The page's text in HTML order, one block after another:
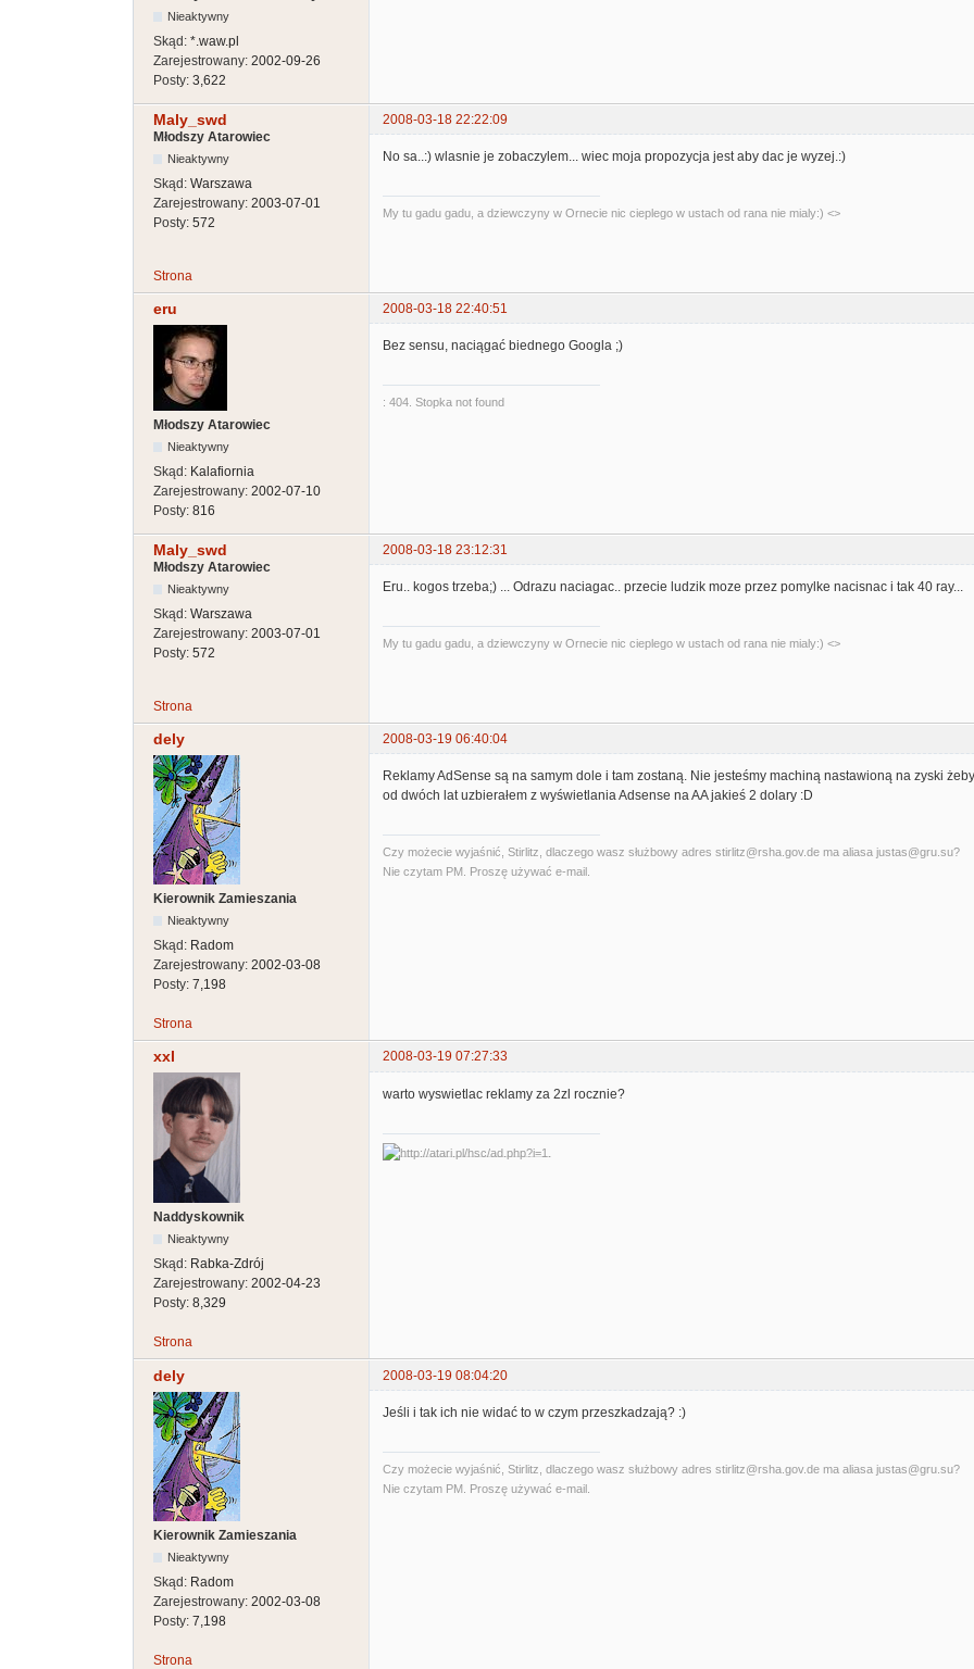
Nieaktywny
Skąd: *.waw.pl
Zarejestrowany: 2002-09-26
Posty: 3,622
Maly_swd
2008-03-18 22:22:09
Młodszy Atarowiec
Nieaktywny
Skąd: Warszawa
Zarejestrowany: 2003-07-01
Posty: 572
No sa..:) wlasnie je zobaczylem... wiec moja propozycja jest aby dac je wyzej.:)
My tu gadu gadu, a dziewczyny w Ornecie nic cieplego w ustach od rana nie mialy:) <>
Strona
eru 2008-03-18 22:40:51
Młodszy Atarowiec
Nieaktywny
Skąd: Kalafiornia
Zarejestrowany: 2002-07-10
Posty: 816
Bez sensu, naciągać biednego Googla ;)
: 404. Stopka not found
Maly_swd
2008-03-18 23:12:31
Młodszy Atarowiec
Nieaktywny
Skąd: Warszawa
Zarejestrowany: 2003-07-01
Posty: 572
Eru.. kogos trzeba;) ... Odrazu naciagac.. przecie ludzik moze przez pomylke nacisnac i tak 40 ray...
My tu gadu gadu, a dziewczyny w Ornecie nic cieplego w ustach od rana nie mialy:) <>
Strona
dely 2008-03-19 06:40:04
Kierownik Zamieszania
Nieaktywny
Skąd: Radom
Zarejestrowany: 2002-03-08
Posty: 7,198
Reklamy AdSense są na samym dole i tam zostaną. Nie jesteśmy machiną nastawioną na zyski
od dwóch lat uzbierałem z wyświetlania Adsense na AA jakieś 2 dolary :D
Czy możecie wyjaśnić, Stirlitz, dlaczego wasz służbowy adres stirlitz@rsha.gov.de ma aliasa justas@gru.su?
Nie czytam PM. Proszę używać e-mail.
Strona
xxl 2008-03-19 07:27:33
Naddyskownik
Nieaktywny
Skąd: Rabka-Zdrój
Zarejestrowany: 2002-04-23
Posty: 8,329
warto wyswietlac reklamy za 2zl rocznie?
Strona
dely 2008-03-19 08:04:20
Kierownik Zamieszania
Nieaktywny
Skąd: Radom
Zarejestrowany: 2002-03-08
Posty: 7,198
Jeśli i tak ich nie widać to w czym przeszkadzają? :)
Czy możecie wyjaśnić, Stirlitz, dlaczego wasz służbowy adres stirlitz@rsha.gov.de ma aliasa justas@gru.su?
Nie czytam PM. Proszę używać e-mail.
Strona